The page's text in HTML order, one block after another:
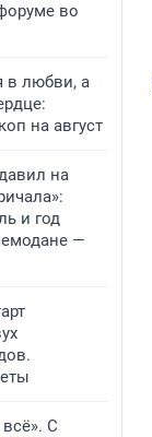
во
в любви, а
на август
на
и год
—
С